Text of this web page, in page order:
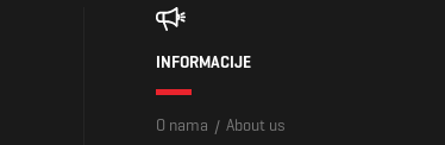
INFORMACIJE
O nama / About us